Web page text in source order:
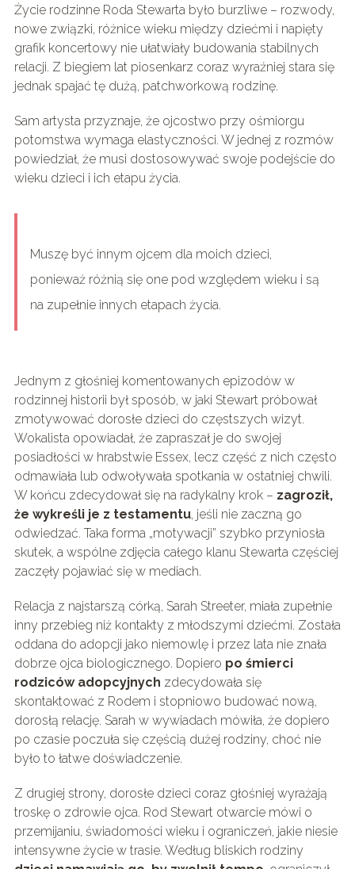
Życie rodzinne Roda Stewarta było burzliwe – rozwody,
nowe związki, różnice wieku między dziećmi i napięty
grafik koncertowy nie ułatwiały budowania stabilnych
relacji. Z biegiem lat piosenkarz coraz wyraźniej stara się
jednak spajać tę dużą, patchworkową rodzinę.
Sam artysta przyznaje, że ojcostwo przy ośmiorgu
potomstwa wymaga elastyczności. W jednej z rozmów
powiedział, że musi dostosowywać swoje podejście do
wieku dzieci i ich etapu życia.
Muszę być innym ojcem dla moich dzieci,
ponieważ różnią się one pod względem wieku i są
na zupełnie innych etapach życia.
Jednym z głośniej komentowanych epizodów w
rodzinnej historii był sposób, w jaki Stewart próbował
zmotywować dorosłe dzieci do częstszych wizyt.
Wokalista opowiadał, że zapraszał je do swojej
posiadłości w hrabstwie Essex, lecz część z nich często
odmawiała lub odwoływała spotkania w ostatniej chwili.
W końcu zdecydował się na radykalny krok – zagroził,
że wykreśli je z testamentu, jeśli nie zaczną go
odwiedzać. Taka forma „motywacji” szybko przyniosła
skutek, a wspólne zdjęcia całego klanu Stewarta częściej
zaczęły pojawiać się w mediach.
Relacja z najstarszą córką, Sarah Streeter, miała zupełnie
inny przebieg niż kontakty z młodszymi dziećmi. Została
oddana do adopcji jako niemowlę i przez lata nie znała
dobrze ojca biologicznego. Dopiero po śmierci
rodziców adopcyjnych zdecydowała się
skontaktować z Rodem i stopniowo budować nową,
dorosłą relację. Sarah w wywiadach mówiła, że dopiero
po czasie poczuła się częścią dużej rodziny, choć nie
było to łatwe doświadczenie.
Z drugiej strony, dorosłe dzieci coraz głośniej wyrażają
troskę o zdrowie ojca. Rod Stewart otwarcie mówi o
przemijaniu, świadomości wieku i ograniczeń, jakie niesie
intensywne życie w trasie. Według bliskich rodziny